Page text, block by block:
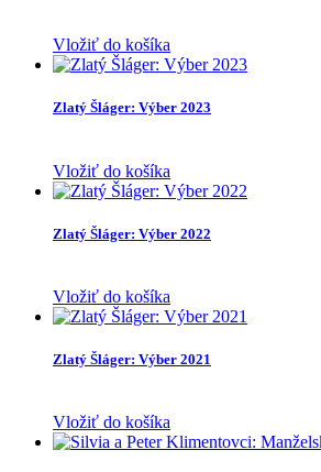
Vložiť do košíka
Zlatý Šláger: Výber 2023
Vložiť do košíka
Zlatý Šláger: Výber 2022
Vložiť do košíka
Zlatý Šláger: Výber 2021
Vložiť do košíka